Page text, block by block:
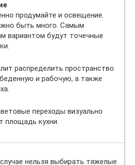
продумайте и освещение.
быть много. Самым
вариантом будут точечные
распределить пространство
и рабочую, а также
переходы визуально
площадь кухни.
нельзя выбирать тяжелые